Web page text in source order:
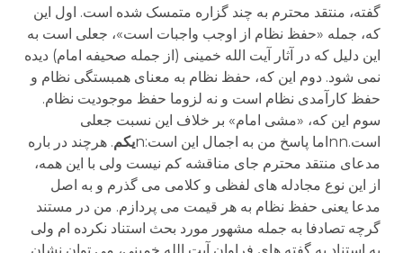
گفته، منتقد محترم به چند گزاره متمسک شده است. اول این
که، جمله «حفظ نظام از اوجب واجبات است»، جعلی است به
این دلیل که در آثار آیت الله خمینی (از جمله صحیفه امام) دیده
نمی شود. دوم این که، حفظ نظام به معنای همبستگی نظام و
حفظ کارآمدی نظام است و نه لزوما حفظ موجودیت نظام.
سوم این که، «مشی امام» بر خلاف این نسبت جعلی
است.nnاما پاسخ من به اجمال این است:n
یکم. هرچند در باره
مدعای منتقد محترم جای مناقشه کم نیست ولی با این همه،
از این نوع مجادله های لفظی و کلامی می گذرم و به اصل
مدعا یعنی حفظ نظام به هر قیمت می پردازم. من در مستند
گرچه تصادفا به جمله مشهور مورد بحث استناد نکرده ام ولی
به استناد به گفته های فراوان آیت الله خمینی، می توان نشان